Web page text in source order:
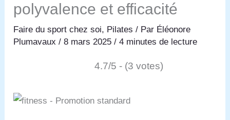
polyvalence et efficacité
Faire du sport chez soi, Pilates / Par Éléonore
Plumavaux/8 mars 2025/4 minutes de lecture
4.7/5 - (3 votes)